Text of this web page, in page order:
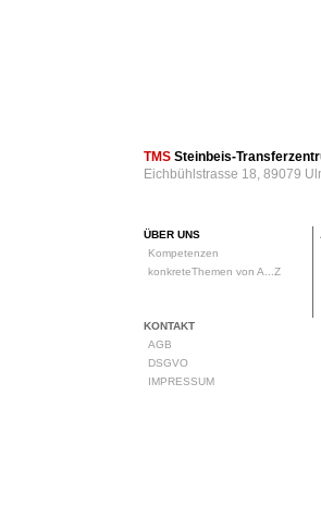
TMS Steinbeis-
Eichbühlstrasse 18, 89079
ÜBER UNS
Kompetenzen
konkreteThemen von A...Z
KONTAKT
AGB
DSGVO
IMPRESSUM